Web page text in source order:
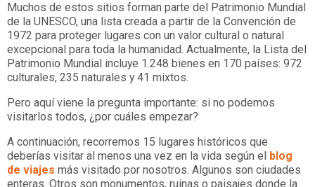
Muchos de estos sitios forman parte del Patrimonio Mundial
de la UNESCO, una lista creada a partir de la Convención de
1972 para proteger lugares con un valor cultural o natural
excepcional para toda la humanidad. Actualmente, la Lista del
Patrimonio Mundial incluye 1.248 bienes en 170 países: 972
culturales, 235 naturales y 41 mixtos.
Pero aquí viene la pregunta importante: si no podemos
visitarlos todos, ¿por cuáles empezar?
A continuación, recorremos 15 lugares históricos que
deberías visitar al menos una vez en la vida según el blog
de viajes más visitado por nosotros. Algunos son ciudades
enteras. Otros son monumentos, ruinas o paisajes donde la